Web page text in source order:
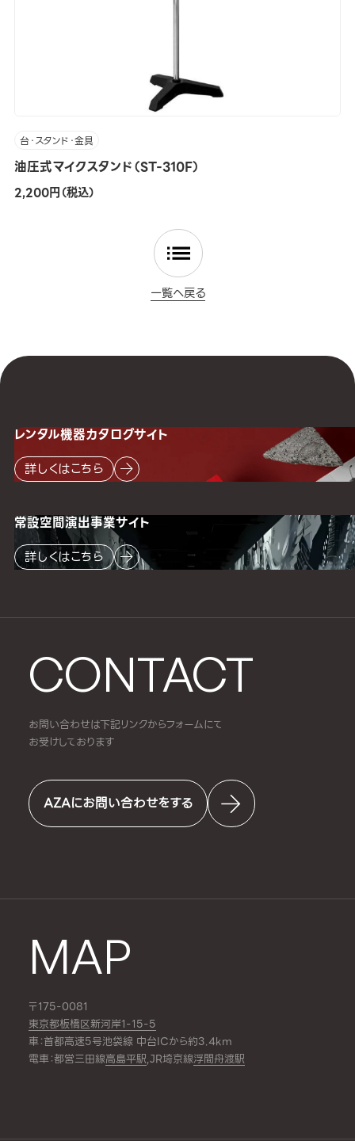
台・スタンド・金具
油圧式マイクスタンド（ST-310F）
2,200円（税込）
一覧へ戻る
CONTACT
お問い合わせは下記リンクからフォームにて
お受けしております
AZAにお問い合わせをする
MAP
〒175-0081
東京都板橋区新河岸1-15-5
車：首都高速5号池袋線 中台ICから約3.4km
電車：都営三田線高島平駅,JR埼京線浮間舟渡駅
レンタル機器カタログサイト
詳しくはこちら
常設空間演出事業サイト
詳しくはこちら